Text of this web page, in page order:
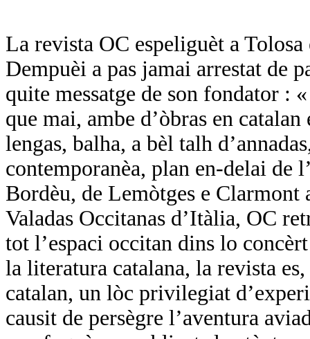
La revista OC espeliguèt a
Dempuèi a pas jamai arrestat de
quite messatge de son fondator :
que mai, ambe d’òbras en
lengas, balha, a bèl talh
contemporanèa, plan en-delai de
Bordèu, de Lemòtges e Clarmont
Valadas Occitanas d’Itàlia, OC
tot l’espaci occitan dins lo
la literatura catalana, la revista
catalan, un lòc privilegiat
causit de persègre l’aventura